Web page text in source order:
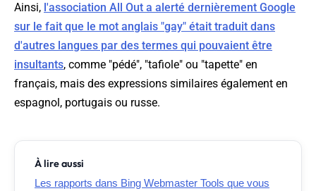
Ainsi, l'association All Out a alerté dernièrement Google
sur le fait que le mot anglais "gay" était traduit dans
d'autres langues par des termes qui pouvaient être
insultants, comme "pédé", "tafiole" ou "tapette" en
français, mais des expressions similaires également en
espagnol, portugais ou russe.
À lire aussi
Les rapports dans Bing Webmaster Tools que vous